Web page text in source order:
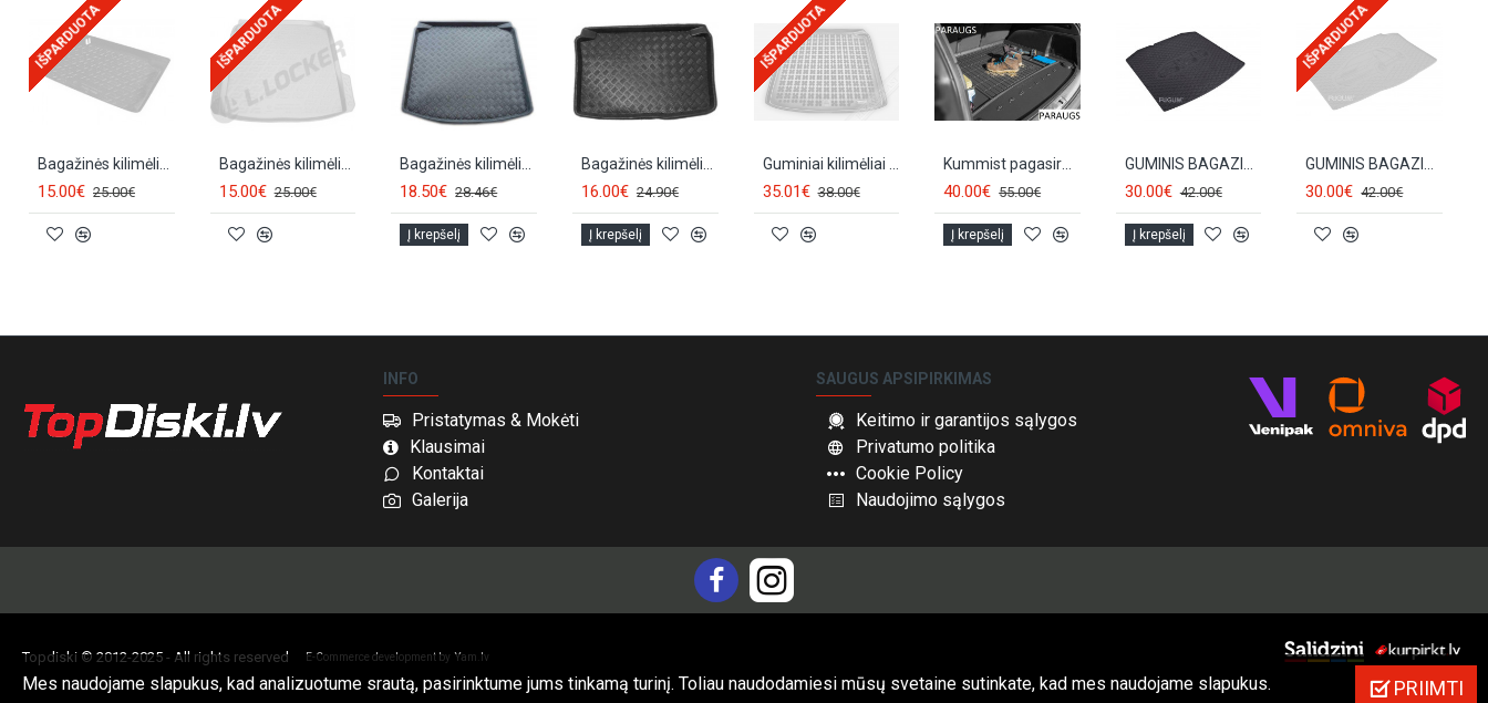
IŠPARDUOTA
15.00€ 25.00€
IŠPARDUOTA
15.00€ 25.00€ 18.50€ 28.46€
Į krepšelį
16.00€ 24.90€
Į krepšelį
IŠPARDUOTA
35.01€ 38.00€ 40.00€ 55.00€
Į krepšelį
30.00€ 42.00€
Į krepšelį
IŠPARDUOTA
30.00€ 42.00€
INFO
Pristatymas & Mokėti
Klausimai
Kontaktai
Galerija
SAUGUS APSIPIRKIMAS
Keitimo ir garantijos sąlygos
Privatumo politika
Cookie Policy
Naudojimo sąlygos
Topdiski © 2012-2025 - All rights reserved E-Commerce development by Yam.lv
PRIIMTI
Mes naudojame slapukus, kad analizuotume srautą, pasirinktume jums tinkamą turinį. Toliau naudodamiesi mūsų svetaine sutinkate, kad mes naudojame slapukus.